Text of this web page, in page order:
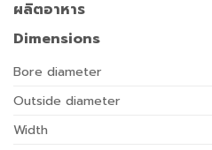
ผลิตอาหาร
Dimensions
Bore diameter
Outside diameter
Width